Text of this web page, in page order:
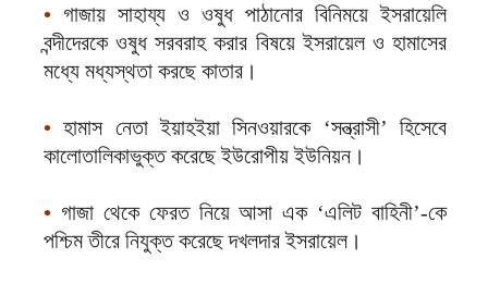
• গাজায় সাহায্য ও ওষুধ পাঠানোর বিনিময়ে ইসরায়েলি
বন্দীদেরকে ওষুধ সরবরাহ করার বিষয়ে ইসরায়েল ও হামাসের
মধ্যে মধ্যস্থতা করছে কাতার।
• হামাস নেতা ইয়াহইয়া সিনওয়ারকে ‘সন্ত্রাসী’ হিসেবে
কালোতালিকাভুক্ত করেছে ইউরোপীয় ইউনিয়ন।
• গাজা থেকে ফেরত নিয়ে আসা এক ‘এলিট বাহিনী’-কে
পশ্চিম তীরে নিযুক্ত করেছে দখলদার ইসরায়েল।